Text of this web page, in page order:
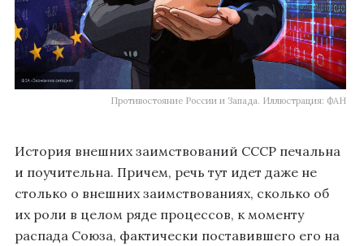
Противостояние России и Запада. Иллюстрация: ФАН
История внешних заимствований СССР печальна
и поучительна. Причем, речь тут идет даже не
столько о внешних заимствованиях, сколько об
их роли в целом ряде процессов, к моменту
распада Союза, фактически поставившего его на